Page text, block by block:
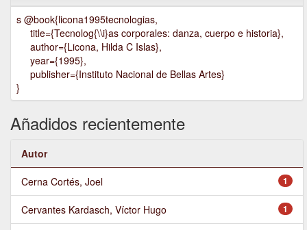
s @book{licona1995tecnologias,
title={Tecnolog{\\i}as corporales: danza, cuerpo e historia},
author={Licona, Hilda C Islas},
year={1995},
publisher={Instituto Nacional de Bellas Artes}
}
Añadidos recientemente
Autor
1
Cerna Cortés, Joel
1
Cervantes Kardasch, Víctor Hugo